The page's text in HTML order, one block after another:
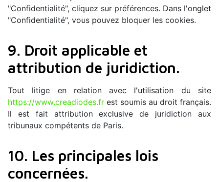
"Confidentialité", cliquez sur préférences. Dans l'onglet
"Confidentialité", vous pouvez bloquer les cookies.
9. Droit applicable et
attribution de juridiction.
Tout litige en relation avec l'utilisation du site
https://www.creadiodes.fr est soumis au droit français.
Il est fait attribution exclusive de juridiction aux
tribunaux compétents de Paris.
10. Les principales lois
concernées.